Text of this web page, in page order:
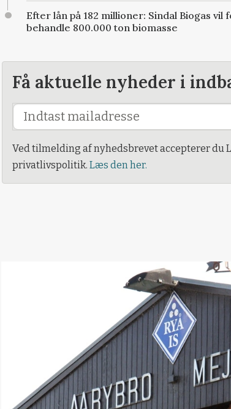
Efter lån på 182 millioner: Sindal Biogas
behandle 800.000 ton biomasse
Få aktuelle nyheder i
Ved tilmelding af nyhedsbrevet accepterer du
privatlivspolitik. Læs den her.